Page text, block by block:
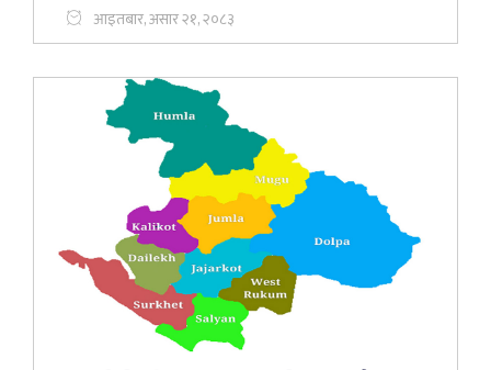
आइतबार, असार २१, २०८३